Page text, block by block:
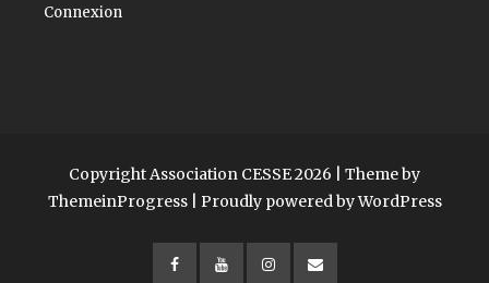
Connexion
Copyright Association CESSE 2026 | Theme by
ThemeinProgress| Proudly powered by WordPress